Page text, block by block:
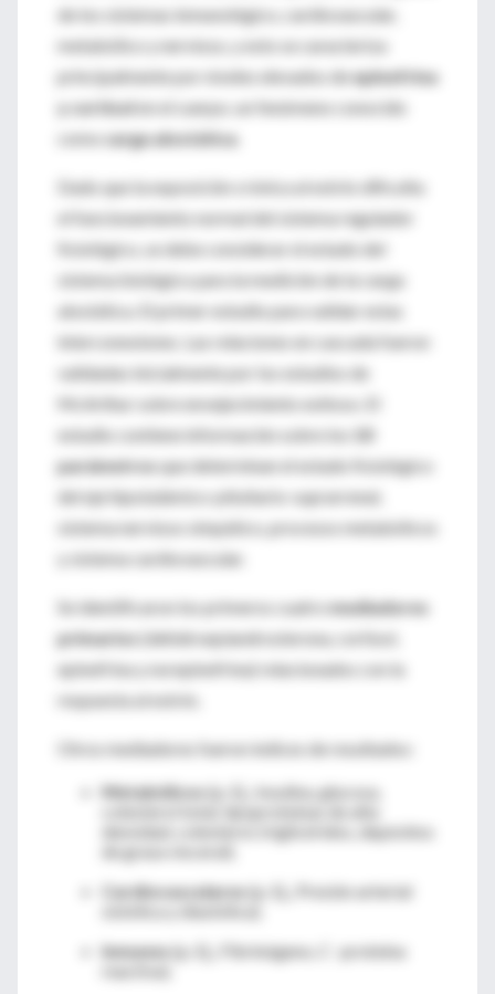
de los sistemas inmunológico, cardiovascular,
metabólico y nervioso, y esto se caracteriza
principalmente por niveles elevados deepinefrina
y cortisolen el cuerpo. un fenómeno conocido
como carga alostática
Dado que la exposición crónica al estrés dificulta
el funcionamiento normal del sistema regulador
fisiológico, se debe considerar el estado del
sistema biológico para la medición de la carga
alostática. El primer estudio para validar estas
interconexiones. Las relaciones en cascada fueron
validadas inicialmente por los estudios de
McArthur sobre envejecimiento exitoso. El
estudio contiene información sobre los
10
parámetrosque determinan el estado fisiológico
del eje hipotalámico-pituitario-suprarrenal,
sistema nervioso simpático, procesos metabólicos
y sistema cardiovascular.
Se identificaron los primeros cuatromediadores
primarios(dehidroepiandrosterona, cortisol,
epinefrina y norepinefrina) relacionados con la
respuesta al estrés.
Otros mediadores fueron índices de resultados:
Metabólicos(p. Ej., Insulina, glucosa,
densidad, colesterol, triglicéridos, depósitos
Cardiovasculares(p. Ej., Presión arterial
Inmunes(p. Ej., Fibrinógeno, C -proteína